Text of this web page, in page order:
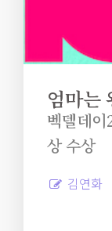
엄마는
벡델데
상 수상
김연화